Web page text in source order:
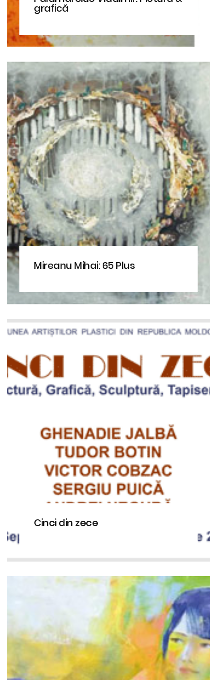
grafică
Mireanu Mihai: 65 Plus
Cinci din zece